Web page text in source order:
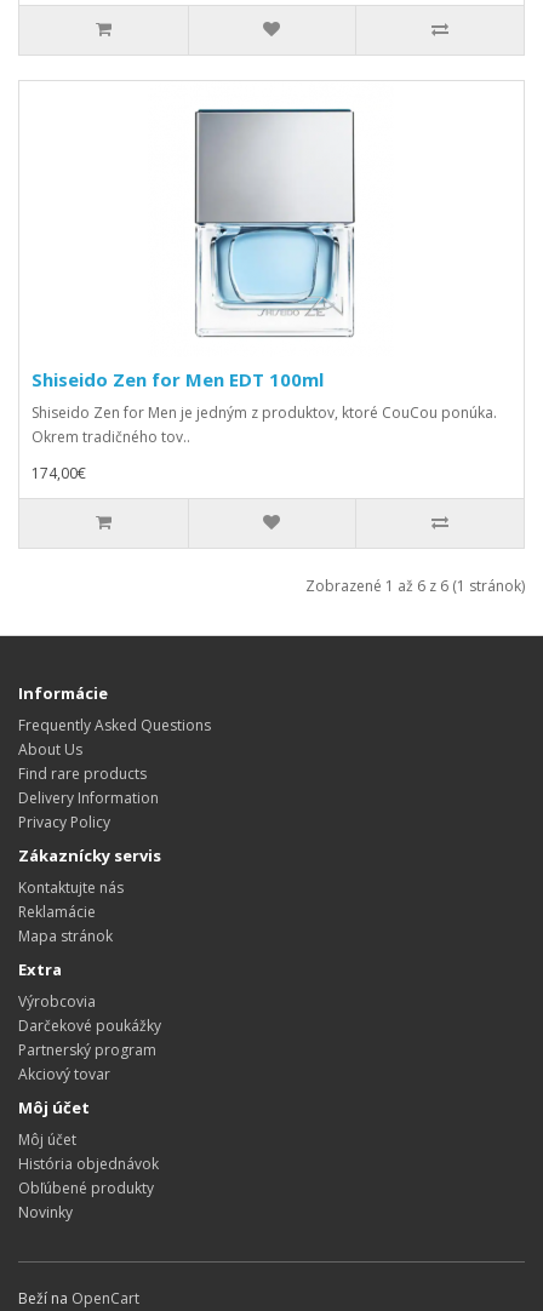
Shiseido Zen for Men EDT 100ml
Shiseido Zen for Men je jedným z produktov, ktoré CouCou ponúka.
Okrem tradičného tov..
174,00€
Zobrazené 1 až 6 z 6 (1 stránok)
Informácie
Frequently Asked Questions
About Us
Find rare products
Delivery Information
Privacy Policy
Zákaznícky servis
Kontaktujte nás
Reklamácie
Mapa stránok
Extra
Výrobcovia
Darčekové poukážky
Partnerský program
Akciový tovar
Môj účet
Môj účet
História objednávok
Obľúbené produkty
Novinky
Beží na OpenCart